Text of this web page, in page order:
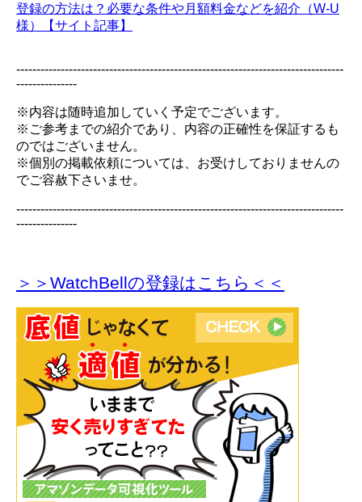
登録の方法は？必要な条件や月額料金などを紹介（W-U
様）【サイト記事】
---------------------------------------------------------------------------------
---------------
※内容は随時追加していく予定でございます。
※ご参考までの紹介であり、内容の正確性を保証するも
のではございません。
※個別の掲載依頼については、お受けしておりませんの
でご容赦下さいませ。
---------------------------------------------------------------------------------
---------------
＞＞WatchBellの登録はこちら＜＜